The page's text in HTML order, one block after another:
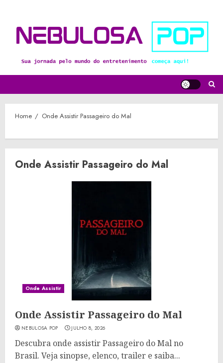
content
Home Onde Assistir Passageiro do Mal
Onde Assistir Passageiro do Mal
Onde Assistir
Onde Assistir Passageiro do Mal
NEBULOSA POP JULHO 8, 2026
Descubra onde assistir Passageiro do Mal no
Brasil. Veja sinopse, elenco, trailer e saiba...